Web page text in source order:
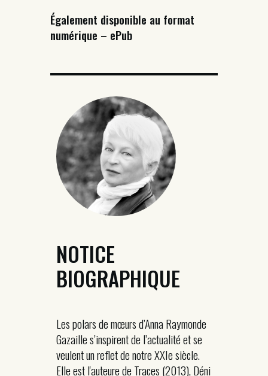
Également disponible au format
numérique – ePub
NOTICE
BIOGRAPHIQUE
Les polars de mœurs d’Anna Raymonde
Gazaille s’inspirent de l’actualité et se
veulent un reflet de notre XXIe siècle.
Elle est l'auteure de Traces (2013), Déni